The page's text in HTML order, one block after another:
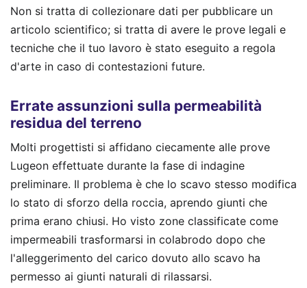
Non si tratta di collezionare dati per pubblicare un
articolo scientifico; si tratta di avere le prove legali e
tecniche che il tuo lavoro è stato eseguito a regola
d'arte in caso di contestazioni future.
Errate assunzioni sulla permeabilità
residua del terreno
Molti progettisti si affidano ciecamente alle prove
Lugeon effettuate durante la fase di indagine
preliminare. Il problema è che lo scavo stesso modifica
lo stato di sforzo della roccia, aprendo giunti che
prima erano chiusi. Ho visto zone classificate come
impermeabili trasformarsi in colabrodo dopo che
l'alleggerimento del carico dovuto allo scavo ha
permesso ai giunti naturali di rilassarsi.